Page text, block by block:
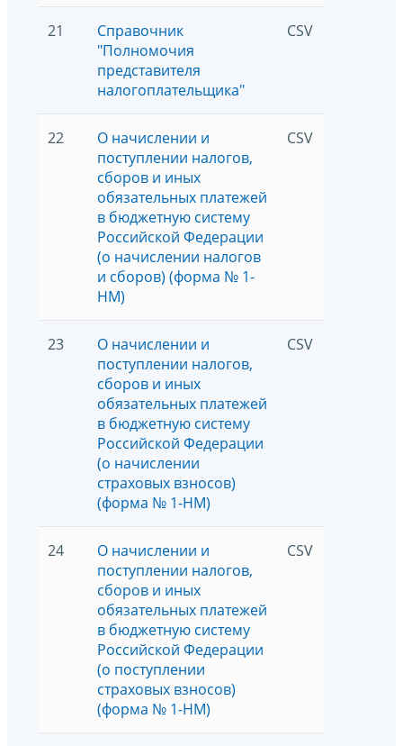
21
Справочник
"Полномочия
представителя
налогоплательщика"
CSV
22
О начислении и
поступлении налогов,
сборов и иных
обязательных платежей
в бюджетную систему
Российской Федерации
(о начислении налогов
и сборов) (форма № 1-
НМ)
CSV
23
О начислении и
поступлении налогов,
сборов и иных
обязательных платежей
в бюджетную систему
Российской Федерации
(о начислении
страховых взносов)
(форма № 1-НМ)
CSV
24
О начислении и
поступлении налогов,
сборов и иных
обязательных платежей
в бюджетную систему
Российской Федерации
(о поступлении
страховых взносов)
(форма № 1-НМ)
CSV